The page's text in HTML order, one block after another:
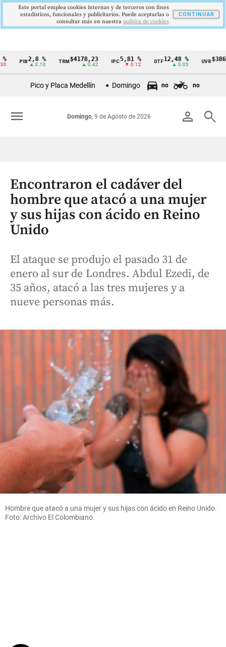
Cintillo
Colombia
PIB 2,8 %
▲ 0.10
TRM $4178,23
▲ 0.42
IPC 5,81 %
▼ 0.12
DTF 12,48 %
▲ 0.05
UVR $386,1273
▲ 0.03
Pico y Placa Medellín Domingo no no
person search
Domingo, 9 de Agosto de 2026
menu
Encontraron el cadáver del
hombre que atacó a una mujer
y sus hijas con ácido en Reino
Unido
El ataque se produjo el pasado 31 de
enero al sur de Londres. Abdul Ezedi, de
35 años, atacó a las tres mujeres y a
nueve personas más.
Hombre que atacó a una mujer y sus hijas con ácido en Reino Unido.
Foto: Archivo El Colombiano.
Este portal emplea cookies internas y de terceros con fines
estadísticos, funcionales y publicitarios. Puede aceptarlas o
consultar más en nuestra politica de cookies
CONTINUAR